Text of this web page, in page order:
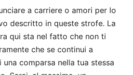
a carriere o amori per lo
descritto in queste strofe. La
qui sta nel fatto che non ti
che se continui a
una comparsa nella tua stessa